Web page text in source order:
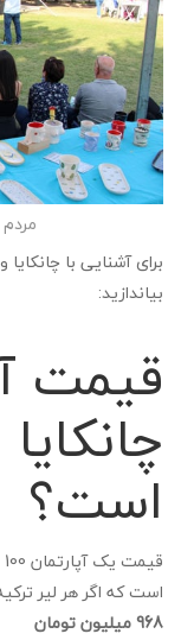
برای آشنایی با
بیاندازید:
قیمت
است؟
است که اگر هر لیر ترکیه را برابر با 2200 تومان
968 میلیون تومان